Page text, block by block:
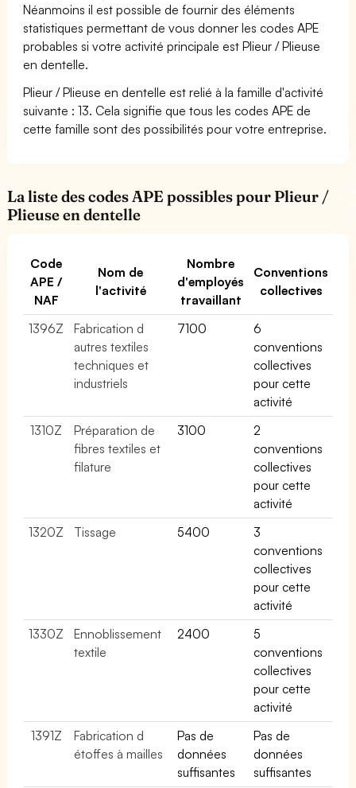
Néanmoins il est possible de fournir des éléments
statistiques permettant de vous donner les codes APE
probables si votre activité principale est Plieur / Plieuse
en dentelle.
Plieur / Plieuse en dentelle est relié à la famille d'activité
suivante : 13. Cela signifie que tous les codes APE de
cette famille sont des possibilités pour votre entreprise.
La liste des codes APE possibles pour Plieur /
Plieuse en dentelle
Code
APE /
NAF
Nom de
l'activité
Nombre
d'employés
travaillant
Conventions
collectives
1396Z
Fabrication d
autres textiles
techniques et
industriels
7100
6
conventions
collectives
pour cette
activité
1310Z
Préparation de
fibres textiles et
filature
3100
2
conventions
collectives
pour cette
activité
1320Z
Tissage 5400
3
conventions
collectives
pour cette
activité
1330Z
Ennoblissement
textile
2400
5
conventions
collectives
pour cette
activité
1391Z
Fabrication d
étoffes à mailles
Pas de
données
suffisantes
Pas de
données
suffisantes